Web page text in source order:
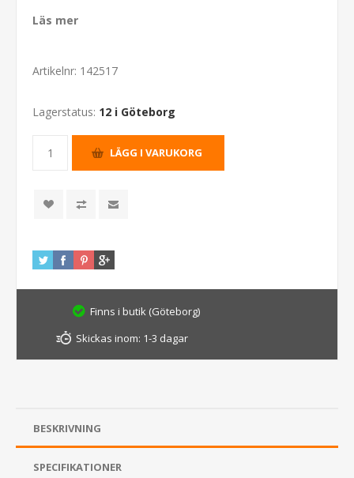
Läs mer
Artikelnr: 142517
Lagerstatus: 12 i Göteborg
Finns i butik (Göteborg)
Skickas inom: 1-3 dagar
BESKRIVNING
SPECIFIKATIONER